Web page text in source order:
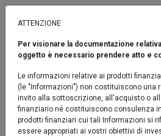
OBBLIGAZIONARI
Eurofundlux Euro
Government Bond A
Sicav / Obbligazionari / Indicatore
articolo 8
ATTENZIONE
Per visionare la documentazione
oggetto è necessario prendere atto e
Le informazioni relative ai prodotti
(le "Informazioni") non costituiscono una
invito alla sottoscrizione, all'acquisto o
finanziario né costituiscono consulenza
prodotti finanziari cui tali Informazioni si
essere appropriati ai vostri obiettivi di